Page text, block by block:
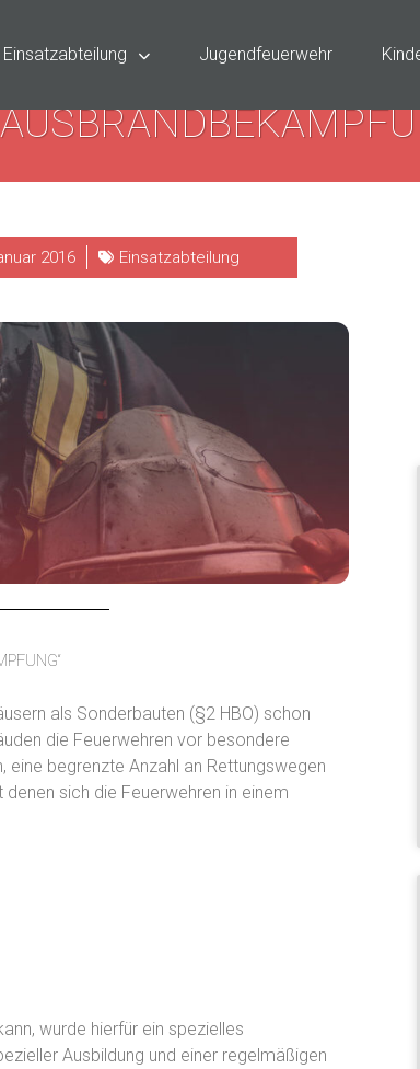
Einsatzabteilung Jugendfeuerwehr
2016 Einsatzabteilung
als Sonderbauten (§2 HBO) schon
die Feuerwehren vor besondere
begrenzte Anzahl an Rettungswegen
sich die Feuerwehren in einem
wurde hierfür ein spezielles
Ausbildung und einer regelmäßigen